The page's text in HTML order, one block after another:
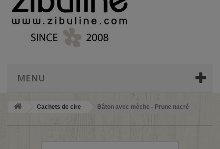
MENU
Cachets de cire Bâton avec mèche - Prune nacré